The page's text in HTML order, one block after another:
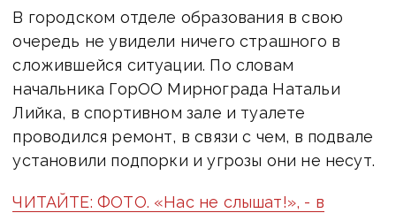
В городском отделе образования в свою
очередь не увидели ничего страшного в
сложившейся ситуации. По словам
начальника ГорОО Мирнограда Натальи
Лийка, в спортивном зале и туалете
проводился ремонт, в связи с чем, в подвале
установили подпорки и угрозы они не несут.
ЧИТАЙТЕ: ФОТО. «Нас не слышат!», - в